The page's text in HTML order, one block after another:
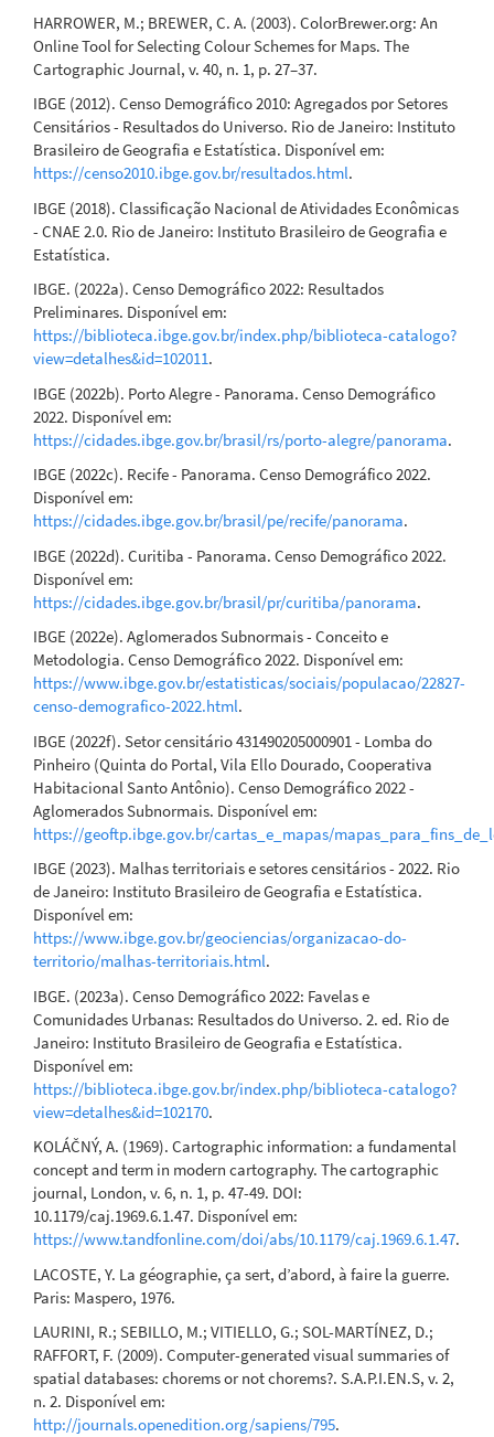
HARROWER, M.; BREWER, C. A. (2003). ColorBrewer.org: An
Online Tool for Selecting Colour Schemes for Maps. The
Cartographic Journal, v. 40, n. 1, p. 27–37.
IBGE (2012). Censo Demográfico 2010: Agregados por Setores
Censitários - Resultados do Universo. Rio de Janeiro: Instituto
Brasileiro de Geografia e Estatística. Disponível em:
https://censo2010.ibge.gov.br/resultados.html.
IBGE (2018). Classificação Nacional de Atividades Econômicas
- CNAE 2.0. Rio de Janeiro: Instituto Brasileiro de Geografia e
Estatística.
IBGE. (2022a). Censo Demográfico 2022: Resultados
Preliminares. Disponível em:
https://biblioteca.ibge.gov.br/index.php/biblioteca-catalogo?
view=detalhes&id=102011.
IBGE (2022b). Porto Alegre - Panorama. Censo Demográfico
2022. Disponível em:
https://cidades.ibge.gov.br/brasil/rs/porto-alegre/panorama.
IBGE (2022c). Recife - Panorama. Censo Demográfico 2022.
Disponível em:
https://cidades.ibge.gov.br/brasil/pe/recife/panorama.
IBGE (2022d). Curitiba - Panorama. Censo Demográfico 2022.
Disponível em:
https://cidades.ibge.gov.br/brasil/pr/curitiba/panorama.
IBGE (2022e). Aglomerados Subnormais - Conceito e
Metodologia. Censo Demográfico 2022. Disponível em:
https://www.ibge.gov.br/estatisticas/sociais/populacao/22827-
censo-demografico-2022.html.
IBGE (2022f). Setor censitário 431490205000901 - Lomba do
Pinheiro (Quinta do Portal, Vila Ello Dourado, Cooperativa
Habitacional Santo Antônio). Censo Demográfico 2022 -
Aglomerados Subnormais. Disponível em:
https://geoftp.ibge.gov.br/cartas_e_mapas/
IBGE (2023). Malhas territoriais e setores censitários - 2022. Rio
de Janeiro: Instituto Brasileiro de Geografia e Estatística.
Disponível em:
https://www.ibge.gov.br/geociencias/organizacao-do-
territorio/malhas-territoriais.html.
IBGE. (2023a). Censo Demográfico 2022: Favelas e
Comunidades Urbanas: Resultados do Universo. 2. ed. Rio de
Janeiro: Instituto Brasileiro de Geografia e Estatística.
Disponível em:
https://biblioteca.ibge.gov.br/index.php/biblioteca-catalogo?
view=detalhes&id=102170.
KOLÁČNÝ, A. (1969). Cartographic information: a fundamental
concept and term in modern cartography. The cartographic
journal, London, v. 6, n. 1, p. 47-49. DOI:
10.1179/caj.1969.6.1.47. Disponível em:
https://www.tandfonline.com/doi/abs/10.1179/caj.1969.6.1.47.
LACOSTE, Y. La géographie, ça sert, d’abord, à faire la guerre.
Paris: Maspero, 1976.
LAURINI, R.; SEBILLO, M.; VITIELLO, G.; SOL-MARTÍNEZ, D.;
RAFFORT, F. (2009). Computer-generated visual summaries of
spatial databases: chorems or not chorems?. S.A.P.I.EN.S, v. 2,
n. 2. Disponível em:
http://journals.openedition.org/sapiens/795.